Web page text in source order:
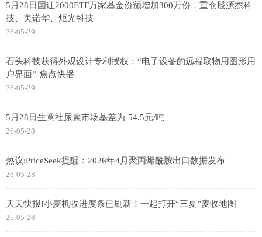
5月28日国证2000ETF万家基金份额增加300万份，重仓股源杰科
技、美诺华、炬光科技
26-05-29
石头科技获得外观设计专利授权：“电子设备的远程取物用图形用
户界面”-焦点快播
26-05-29
5月28日生意社尿素市场基差为-54.5元/吨
26-05-28
热议:PriceSeek提醒：2026年4月聚丙烯酰胺出口数据发布
26-05-28
天天快报!小麦机收进度条已刷新！一起打开“三夏”麦收地图
26-05-28